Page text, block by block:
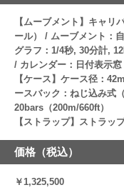
【ムーブメント】キャリ
ール） / ムーブメント：
グラフ：1/4秒, 30分計,
/ カレンダー：日付表示窓
【ケース】ケース径：
ースバック：ねじ込み式
20bars（200m/660ft）
【ストラップ】ストラッ
価格（税込）
￥1,325,500